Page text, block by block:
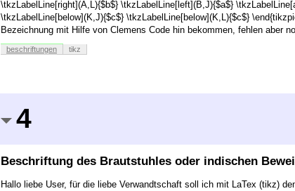
\tkzLabelLine[right](A,L){$b$} \tkzLabelLine[left](B,J){$a$}
\tkzLabelLine[below](K,J){$c$} \tkzLabelLine[below](K,L){$c$}
Bezeichnung mit Hilfe von Clemens Code hin bekommen, fehlen aber
beschriftungen tikz
4
Beschriftung des Brautstuhles oder indischen
Hallo liebe User, für die liebe Verwandtschaft soll ich mit LaTex (tikz)